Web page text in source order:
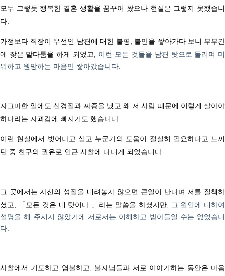
모두 그렇듯 행복한 결혼 생활을 꿈꾸어 왔으나 현실은 그렇지 못했습니
다
가정보다 직장이 우선인 남편에 대한 불평, 불만을 쌓아가다 보니 부부간
에 잦은 말다툼을 하게 되었고, 이런 모든 것들을 남편 탓으로 돌리며 미
워하고 원망하는 마음만 쌓아갔습니다
자그마한 일에도 신경질과 짜증을 냈고 왜 저 사람 때문에 이렇게 살아야
하나라는 자괴감에 빠지기도 했습니다
이런 현실에서 벗어나고 싶고 누군가의 도움이 절실히 필요하다고 느끼
던 중 친구의 권유로 인근 사찰에 다니게 되었습니다
그 곳에서는 자신의 성질을 내려놓지 않으면 큰일이 난다며 저를 질책하
셨고,
「모든 것은 내 탓이다 」 라는 말씀을 하셨지만,
그 원인에 대하여
설명을 해 주시지 않았기에 저로서는 이해하고 받아들일 수는 없었습니
다
사찰에서 기도하고 염불하고
불자님들과 서로 이야기하는 동안은 마음